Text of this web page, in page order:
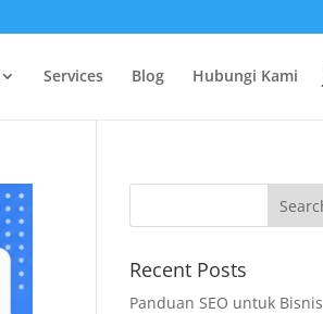
Services Blog Hubungi Kami
Recent Posts
Panduan SEO untuk Bisnis